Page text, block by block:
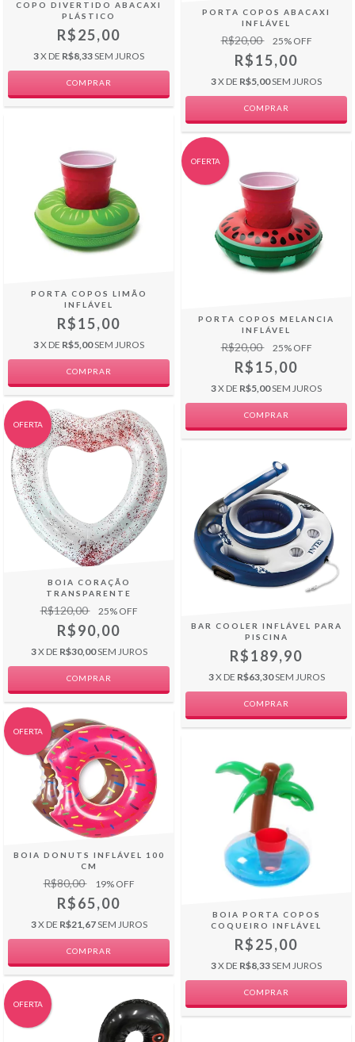
COPO DIVERTIDO ABACAXI
PLÁSTICO
R$25,00
3X DE R$8,33SEM JUROS
PORTA COPOS ABACAXI
INFLÁVEL
R$20,00 25% OFF
R$15,00
3X DE R$5,00SEM JUROS
PORTA COPOS LIMÃO
INFLÁVEL
R$15,00
3X DE R$5,00SEM JUROS
OFERTA
PORTA COPOS MELANCIA
INFLÁVEL
R$20,00 25% OFF
R$15,00
3X DE R$5,00SEM JUROS
OFERTA
BOIA CORAÇÃO
TRANSPARENTE
R$120,00 25% OFF
R$90,00
3X DE R$30,00SEM JUROS
BAR COOLER INFLÁVEL PARA
PISCINA
R$189,90
3X DE R$63,30SEM JUROS
OFERTA
BOIA DONUTS INFLÁVEL 100
CM
R$80,00 19% OFF
R$65,00
3X DE R$21,67SEM JUROS
COMPRAR
BOIA PORTA COPOS
COQUEIRO INFLÁVEL
R$25,00
3X DE R$8,33SEM JUROS
OFERTA